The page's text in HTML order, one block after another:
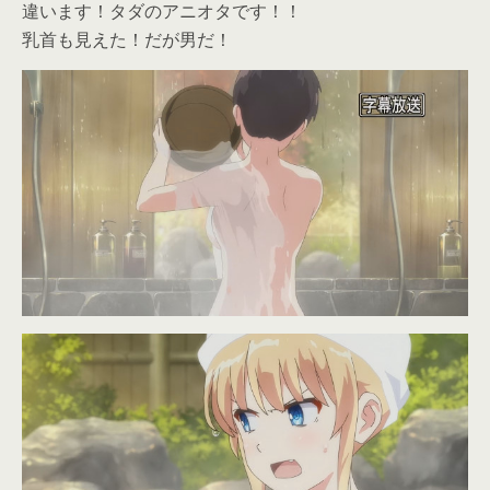
違います！タダのアニオタです！！
乳首も見えた！だが男だ！